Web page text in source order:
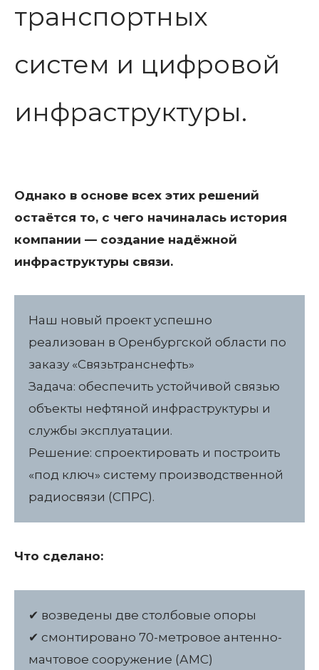
транспортных
систем и цифровой
инфраструктуры.
Однако в основе всех этих решений
остаётся то, с чего начиналась история
компании — создание надёжной
инфраструктуры связи.
Наш новый проект успешно
реализован в Оренбургской области по
заказу «Связьтранснефть»
Задача: обеспечить устойчивой связью
объекты нефтяной инфраструктуры и
службы эксплуатации.
Решение: спроектировать и построить
«под ключ» систему производственной
радиосвязи (СПРС).
Что сделано:
✔ возведены две столбовые опоры
✔ смонтировано 70-метровое антенно-
мачтовое сооружение (АМС)